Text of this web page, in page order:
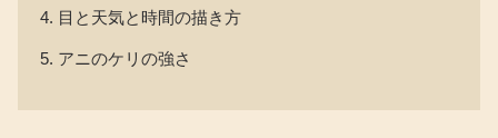
目と天気と時間の描き方
アニのケリの強さ